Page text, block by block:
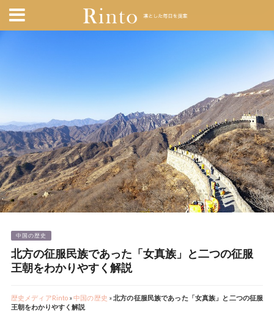
中国の歴史
北方の征服民族であった「女真族」と二つの征服
王朝をわかりやすく解説
歴史メディアRinto»中国の歴史 »北方の征服民族であった「女真族」と二つの征服
王朝をわかりやすく解説